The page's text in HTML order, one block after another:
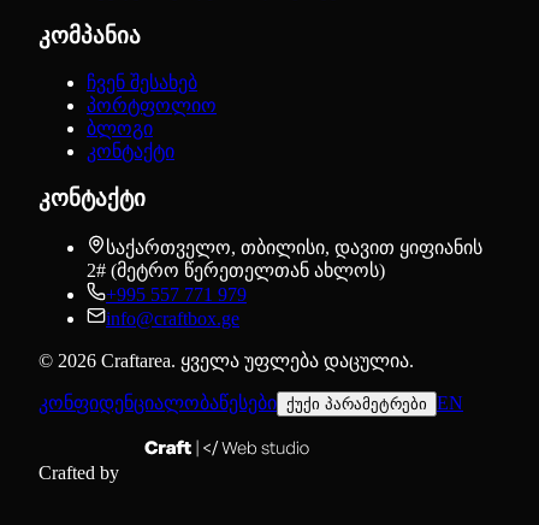
კომპანია
ჩვენ შესახებ
პორტფოლიო
ბლოგი
კონტაქტი
კონტაქტი
საქართველო, თბილისი, დავით ყიფიანის
2# (მეტრო წერეთელთან ახლოს)
+995 557 771 979
info@craftbox.ge
© 2026 Craftarea. ყველა უფლება დაცულია.
კონფიდენციალობაწესები ქუქი პარამეტრები EN
Crafted by